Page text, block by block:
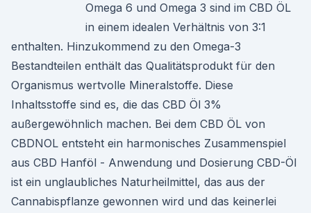
Omega 6 und Omega 3 sind im CBD ÖL
in einem idealen Verhältnis von 3:1
enthalten. Hinzukommend zu den Omega-3
Bestandteilen enthält das Qualitätsprodukt für den
Organismus wertvolle Mineralstoffe. Diese
Inhaltsstoffe sind es, die das CBD Öl 3%
außergewöhnlich machen. Bei dem CBD ÖL von
CBDNOL entsteht ein harmonisches Zusammenspiel
aus CBD Hanföl - Anwendung und Dosierung CBD-Öl
ist ein unglaubliches Naturheilmittel, das aus der
Cannabispflanze gewonnen wird und das keinerlei